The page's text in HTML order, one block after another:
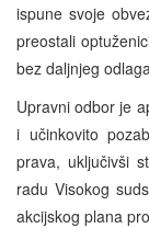
ispune svoje
preostali
bez daljnjeg
Upravni odbor je
i učinkovito
prava, uključivši
radu Visokog
akcijskog plana